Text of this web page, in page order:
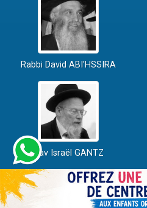
Rabbi David ABI'HSSIRA
Rav Israël GANTZ